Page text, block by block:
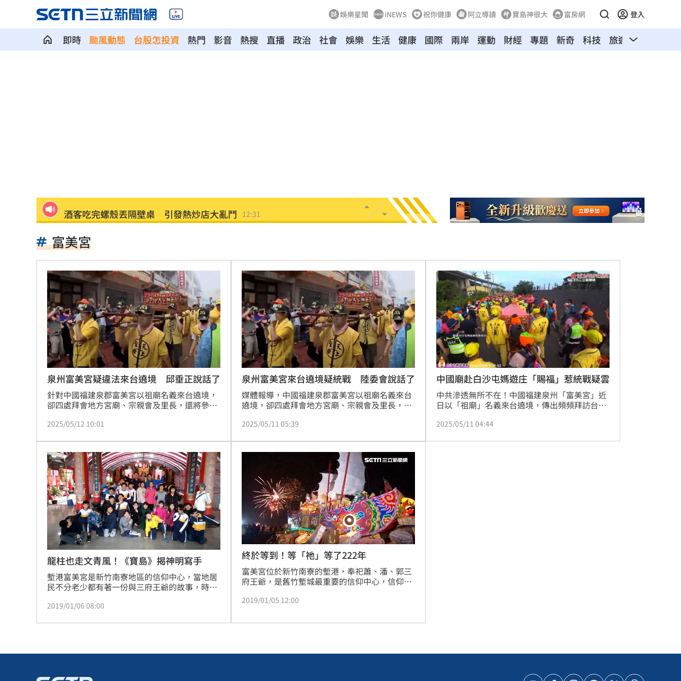
娛樂星聞 iNEWS 祝你健康 阿立導讀 寶島神很大 富房網 登入
即時 颱風動態 台股怎投資 熱門 影音 熱搜 直播 政治 社會 娛樂 生活 健康 國際 兩岸 運動 財經 專題 新奇 科技 旅遊 汽車
酒客吃完螺殼丟隔壁桌 引發熱炒店大亂鬥 12:31
別被休旅外型騙了！Audi新Q3根本是鋼砲 12:30
健檢「癌指數正常」罹乳癌！醫：致命盲點 12:28
張清芳父親節曬亡父遺照！神似五官引熱議 12:26
全聯廣告遭轟AI味太重！導演親上火線回應 12:24
白海豚雨彈炸台中！東海大學周邊成漂漂河 12:21
前進深藍鐵票區！沈伯洋掃街遇女子叫囂 12:20
孫安佐轉發舊片喊中二病 遭前經紀人怒嗆 12:20
《東!帶我走》卡司曝光！大咖台東接力唱 12:17
瑪丹娜背後推手 69歲大咖製作人家中離世
不滿被碎念 尪抓狂揮金屬拐杖殺妻遭收押 12:07
掐頸列車長互毆！75歲翁頭破血流怒告傷害 12:03
籃球賽幽靈隊伍灌水 廠商認了：是AI生成 12:03
台灣彩券開獎直播中 20:31
LIVE三立+24小時直播 15:27
三立iNEWS新聞台線上直播
商場戰國來臨 台中「頂奢大道」逐漸成形 12:00
台彩父親節推新刮刮樂千萬頭獎超「爸」氣
富美宮
泉州富美宮疑違法來台遶境 邱垂正說話了
針對中國福建泉郡富美宮以祖廟名義來台遶境，
卻四處拜會地方宮廟、宗親會及里長，還將參加
媽祖遊庄活動，是否將台灣當作遶境範圍？對
中，並沒有富美宮來台申請宗教交流的申請案，
究竟是規避審查或虛假申請，相關機關正在積極
查處。
2025/05/12 10:01
泉州富美宮來台遶境疑統戰 陸委會說話了
媒體報導，中國福建泉郡富美宮以祖廟名義來台
遶境，卻四處拜會地方宮廟、宗親會及里長，還
媽祖遊庄活動，引發地方人士側目。對此，陸委
查。陸委會強調，從未收到富美宮來台遶境之交
流申請案，至於是否涉及虛偽申請等情況，已由
主管機關蒐證中，後續將依法嚴格查處。
2025/05/11 05:39
中國廟赴白沙屯媽遊庄「賜福」惹統戰疑雲
中共滲透無所不在！中國福建泉州「富美宮」近
日以「祖廟」名義來台遶境，傳出頻頻拜訪台灣
方預計12日參加白沙屯媽祖遊庄「賜福」，引起
疑慮，相關單位已介入調查。
2025/05/11 04:44
龍柱也走文青風！《寶島》揭神明寫手
塹港富美宮是新竹南寮地區的信仰中心，當地居
民不分老少都有著一份與三府王爺的故事，時逢
也不缺席，透過孩子們最熟悉的方式，繼續寫下
2019/01/06 08:00
終於等到！等「祂」等了222年
富美宮位於新竹南寮的塹港，奉祀蕭、潘、郭三
府王爺，是舊竹塹城最重要的信仰中心，信仰圈
辦，酬恩圓醮、百年王船首醮，是富美宮26年來
醮典。
2019/01/05 12:00